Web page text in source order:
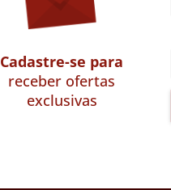
Cadastre-se para
receber ofertas
exclusivas